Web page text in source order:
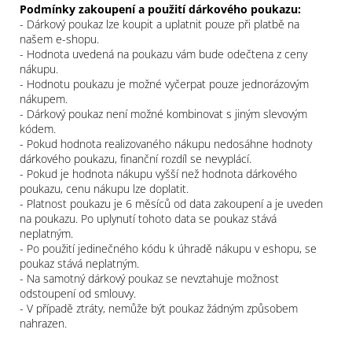
Podmínky zakoupení a použití dárkového poukazu:
- Dárkový poukaz lze koupit a uplatnit pouze při platbě na
našem e-shopu.
- Hodnota uvedená na poukazu vám bude odečtena z ceny
nákupu.
- Hodnotu poukazu je možné vyčerpat pouze jednorázovým
nákupem.
- Dárkový poukaz není možné kombinovat s jiným slevovým
kódem.
- Pokud hodnota realizovaného nákupu nedosáhne hodnoty
dárkového poukazu, finanční rozdíl se nevyplácí.
- Pokud je hodnota nákupu vyšší než hodnota dárkového
poukazu, cenu nákupu lze doplatit.
- Platnost poukazu je 6 měsíců od data zakoupení a je uveden
na poukazu. Po uplynutí tohoto data se poukaz stává
neplatným.
- Po použití jedinečného kódu k úhradě nákupu v eshopu, se
poukaz stává neplatným.
- Na samotný dárkový poukaz se nevztahuje možnost
odstoupení od smlouvy.
- V případě ztráty, nemůže být poukaz žádným způsobem
nahrazen.